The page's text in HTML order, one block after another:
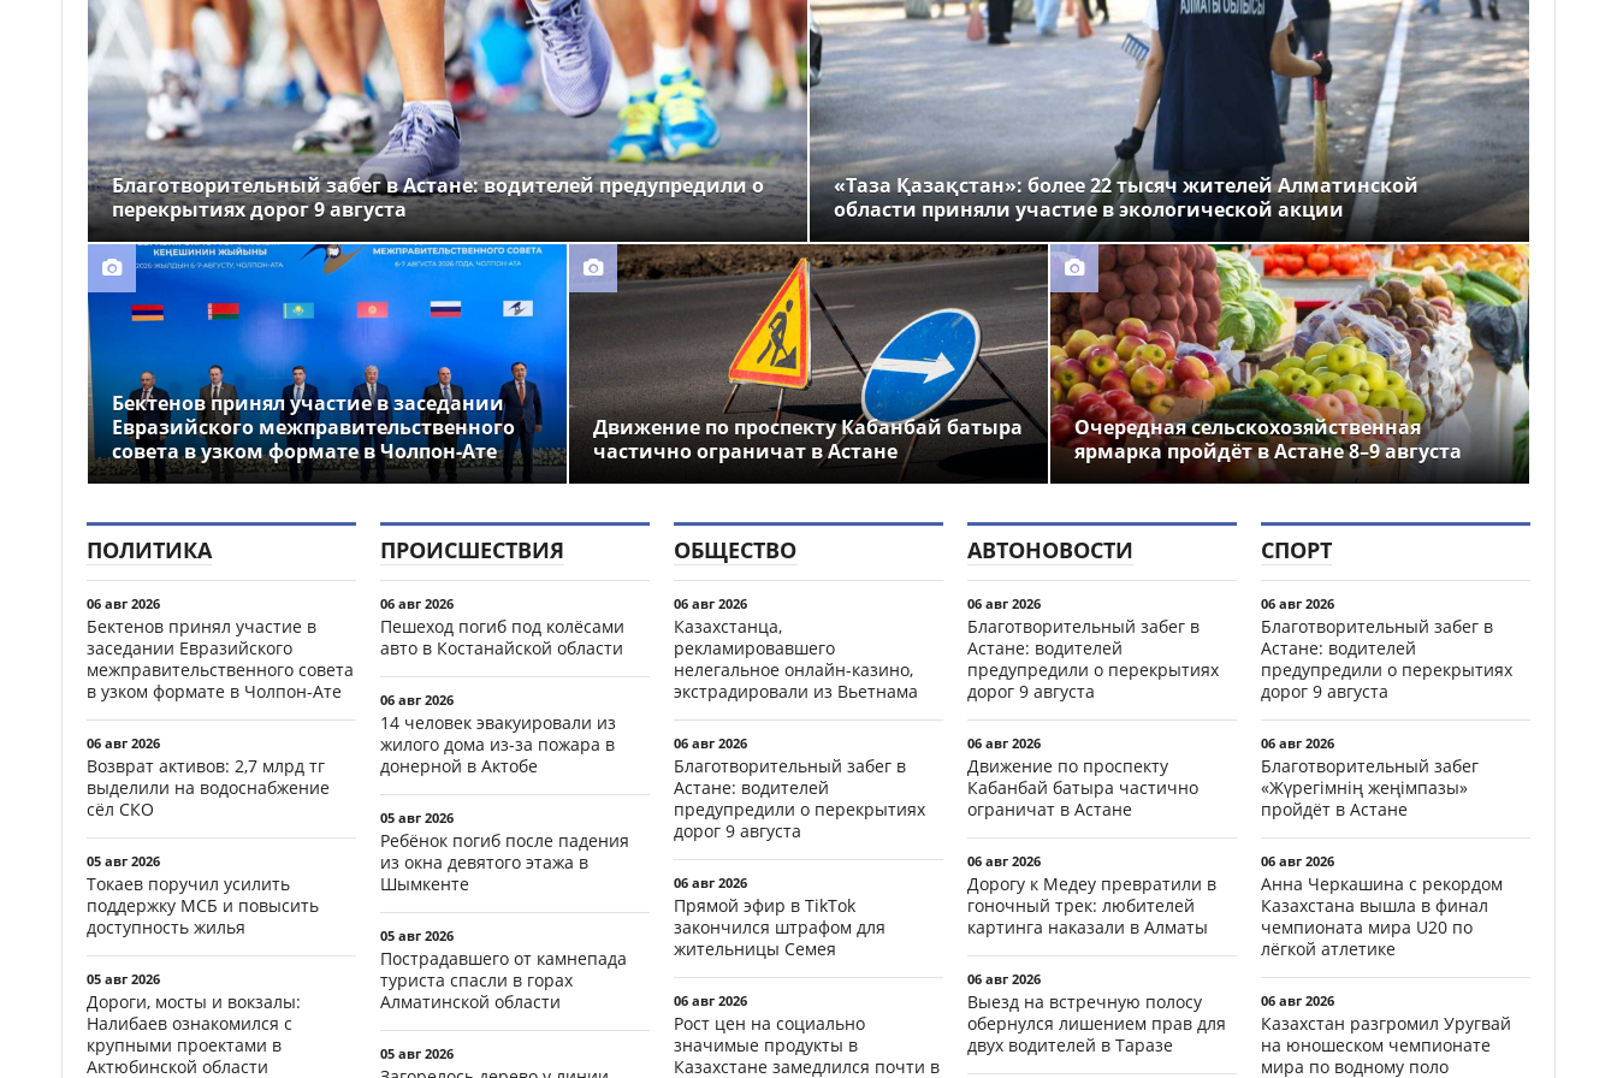
12:00
Стартовал Comic Con
Astana 2026 – крупнейший
фестиваль поп-культуры
Центральной Азии
11:36
Анна Черкашина с
рекордом Казахстана вышла в
финал чемпионата мира U20 по
лёгкой атлетике
Благотворительный забег в Астане: водителей предупредили о
перекрытиях дорог 9 августа
«Таза Қазақстан»: более 22 тысяч жителей Алматинской
области приняли участие в экологической акции
Бектенов принял участие в заседании
Евразийского межправительственного
совета в узком формате в Чолпон-Ате
Движение по проспекту Кабанбай батыра
частично ограничат в Астане
Очередная сельскохозяйственная
ярмарка пройдёт в Астане 8–9 августа
ПОЛИТИКА
06 авг 2026
Бектенов принял участие в
заседании Евразийского
межправительственного совета
в узком формате в Чолпон-Ате
06 авг 2026
Возврат активов: 2,7 млрд тг
выделили на водоснабжение
сёл СКО
05 авг 2026
Токаев поручил усилить
поддержку МСБ и повысить
доступность жилья
05 авг 2026
Дороги, мосты и вокзалы:
Налибаев ознакомился с
крупными проектами в
Актюбинской области
ПРОИСШЕСТВИЯ
06 авг 2026
Пешеход погиб под колёсами
авто в Костанайской области
06 авг 2026
14 человек эвакуировали из
жилого дома из-за пожара в
донерной в Актобе
05 авг 2026
Ребёнок погиб после падения
из окна девятого этажа в
Шымкенте
05 авг 2026
Пострадавшего от камнепада
туриста спасли в горах
Алматинской области
05 авг 2026
ОБЩЕСТВО
06 авг 2026
Казахстанца,
рекламировавшего
нелегальное онлайн-казино,
экстрадировали из Вьетнама
06 авг 2026
Благотворительный забег в
Астане: водителей
предупредили о перекрытиях
дорог 9 августа
06 авг 2026
Прямой эфир в TikTok
закончился штрафом для
жительницы Семея
06 авг 2026
Рост цен на социально
значимые продукты в
Казахстане замедлился почти в
АВТОНОВОСТИ
06 авг 2026
Благотворительный забег в
Астане: водителей
предупредили о перекрытиях
дорог 9 августа
06 авг 2026
Движение по проспекту
Кабанбай батыра частично
ограничат в Астане
06 авг 2026
Дорогу к Медеу превратили в
гоночный трек: любителей
картинга наказали в Алматы
06 авг 2026
Выезд на встречную полосу
обернулся лишением прав для
двух водителей в Таразе
СПОРТ
06 авг 2026
Благотворительный забег в
Астане: водителей
предупредили о перекрытиях
дорог 9 августа
06 авг 2026
Благотворительный забег
«Жүрегімнің жеңімпазы»
пройдёт в Астане
06 авг 2026
Анна Черкашина с рекордом
Казахстана вышла в финал
чемпионата мира U20 по
лёгкой атлетике
06 авг 2026
Казахстан разгромил Уругвай
на юношеском чемпионате
мира по водному поло